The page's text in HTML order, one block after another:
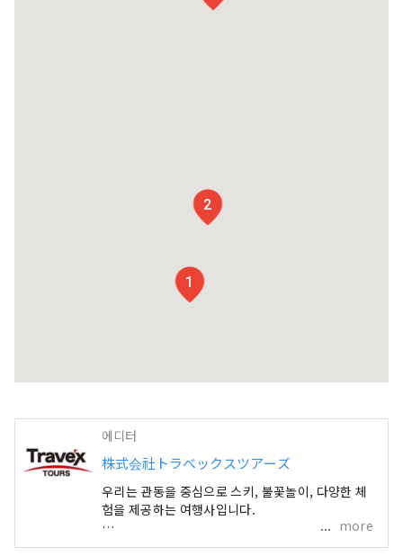
1
2
에디터
株式会社トラベックスツアーズ
우리는 관동을 중심으로 스키, 불꽃놀이, 다양한 체
험을 제공하는 여행사입니다.
우리는 간토 지역을 중심으로 스키, 불꽃 놀이, 체험
more